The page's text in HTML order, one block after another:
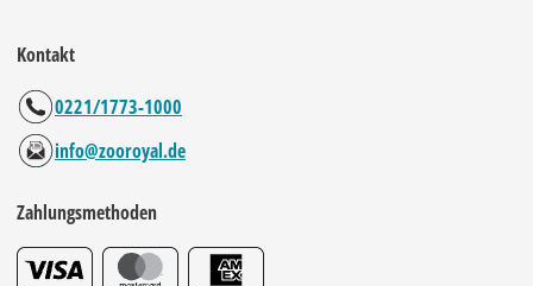
Kontakt
0221/1773-1000
info@zooroyal.de
Zahlungsmethoden